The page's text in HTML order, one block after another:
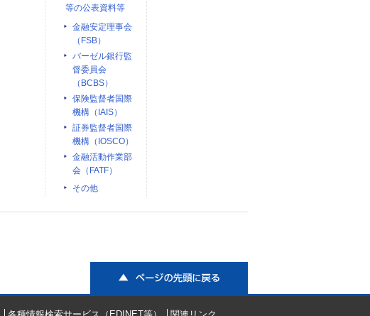
等の公表資料等
金融安定理事会
（FSB）
バーゼル銀行監
督委員会
（BCBS）
保険監督者国際
機構（IAIS）
証券監督者国際
機構（IOSCO）
金融活動作業部
会（FATF）
その他